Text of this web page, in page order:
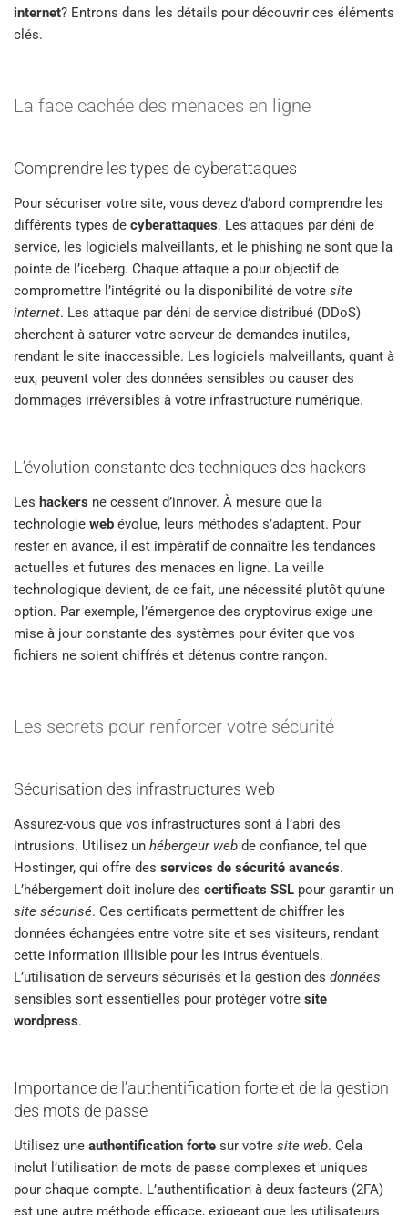
internet? Entrons dans les détails pour découvrir ces éléments
clés.
La face cachée des menaces en ligne
Comprendre les types de cyberattaques
Pour sécuriser votre site, vous devez d’abord comprendre les
différents types de cyberattaques. Les attaques par déni de
service, les logiciels malveillants, et le phishing ne sont que la
pointe de l’iceberg. Chaque attaque a pour objectif de
compromettre l’intégrité ou la disponibilité de votre site
internet. Les attaque par déni de service distribué (DDoS)
cherchent à saturer votre serveur de demandes inutiles,
rendant le site inaccessible. Les logiciels malveillants, quant à
eux, peuvent voler des données sensibles ou causer des
dommages irréversibles à votre infrastructure numérique.
L’évolution constante des techniques des hackers
Les hackers ne cessent d’innover. À mesure que la
technologie web évolue, leurs méthodes s’adaptent. Pour
rester en avance, il est impératif de connaître les tendances
actuelles et futures des menaces en ligne. La veille
technologique devient, de ce fait, une nécessité plutôt qu’une
option. Par exemple, l’émergence des cryptovirus exige une
mise à jour constante des systèmes pour éviter que vos
fichiers ne soient chiffrés et détenus contre rançon.
Les secrets pour renforcer votre sécurité
Sécurisation des infrastructures web
Assurez-vous que vos infrastructures sont à l’abri des
intrusions. Utilisez un hébergeur web de confiance, tel que
Hostinger, qui offre des services de sécurité avancés.
L’hébergement doit inclure des certificats SSL pour garantir un
site sécurisé. Ces certificats permettent de chiffrer les
données échangées entre votre site et ses visiteurs, rendant
cette information illisible pour les intrus éventuels.
L’utilisation de serveurs sécurisés et la gestion des données
sensibles sont essentielles pour protéger votre site
wordpress.
Importance de l’authentification forte et de la gestion
des mots de passe
Utilisez une authentification forte sur votre site web. Cela
inclut l’utilisation de mots de passe complexes et uniques
pour chaque compte. L’authentification à deux facteurs (2FA)
est une autre méthode efficace, exigeant que les utilisateurs